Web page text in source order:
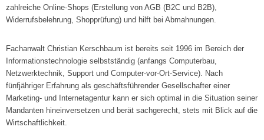
zahlreiche Online-Shops (Erstellung von AGB (B2C und B2B),
Widerrufsbelehrung, Shopprüfung) und hilft bei Abmahnungen.
Fachanwalt Christian Kerschbaum ist bereits seit 1996 im Bereich der
Informationstechnologie selbstständig (anfangs Computerbau,
Netzwerktechnik, Support und Computer-vor-Ort-Service). Nach
fünfjähriger Erfahrung als geschäftsführender Gesellschafter einer
Marketing- und Internetagentur kann er sich optimal in die Situation seiner
Mandanten hineinversetzen und berät sachgerecht, stets mit Blick auf die
Wirtschaftlichkeit.